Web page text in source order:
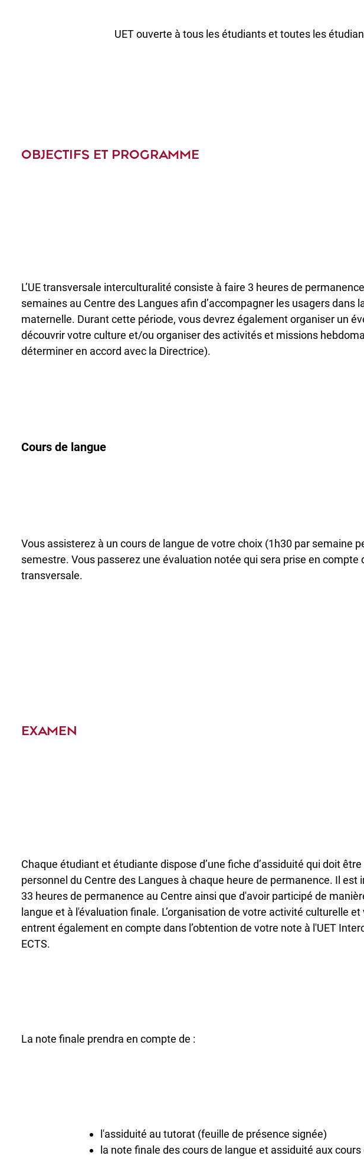
UET ouverte à tous les étudiants et toutes les
OBJECTIFS ET PROGRAMME
L’UE transversale interculturalité consiste à faire 3 heures de
semaines au Centre des Langues afin d’accompagner les usagers dans
maternelle. Durant cette période, vous devrez également organiser un
découvrir votre culture et/ou organiser des activités et missions
déterminer en accord avec la Directrice).
Cours de langue
Vous assisterez à un cours de langue de votre choix (1h30 par semaine
semestre. Vous passerez une évaluation notée qui sera prise en compte
transversale.
EXAMEN
Chaque étudiant et étudiante dispose d’une fiche d’assiduité qui doit
personnel du Centre des Langues à chaque heure de permanence. Il
33 heures de permanence au Centre ainsi que d'avoir participé de
langue et à l'évaluation finale. L’organisation de votre activité culturelle
entrent également en compte dans l’obtention de votre note à l'UET
ECTS.
La note finale prendra en compte de :
l'assiduité au tutorat (feuille de présence signée)
la note finale des cours de langue et assiduité aux cours